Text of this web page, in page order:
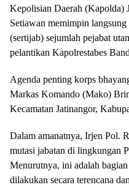
Kepolisian Daerah (Kapolda)
Setiawan memimpin langsung
(sertijab) sejumlah pejabat
pelantikan Kapolrestabes
​Agenda penting korps
Markas Komando (Mako)
Kecamatan Jatinangor,
​Dalam amanatnya, Irjen Pol.
mutasi jabatan di lingkungan
Menurutnya, ini adalah
dilakukan secara terencana